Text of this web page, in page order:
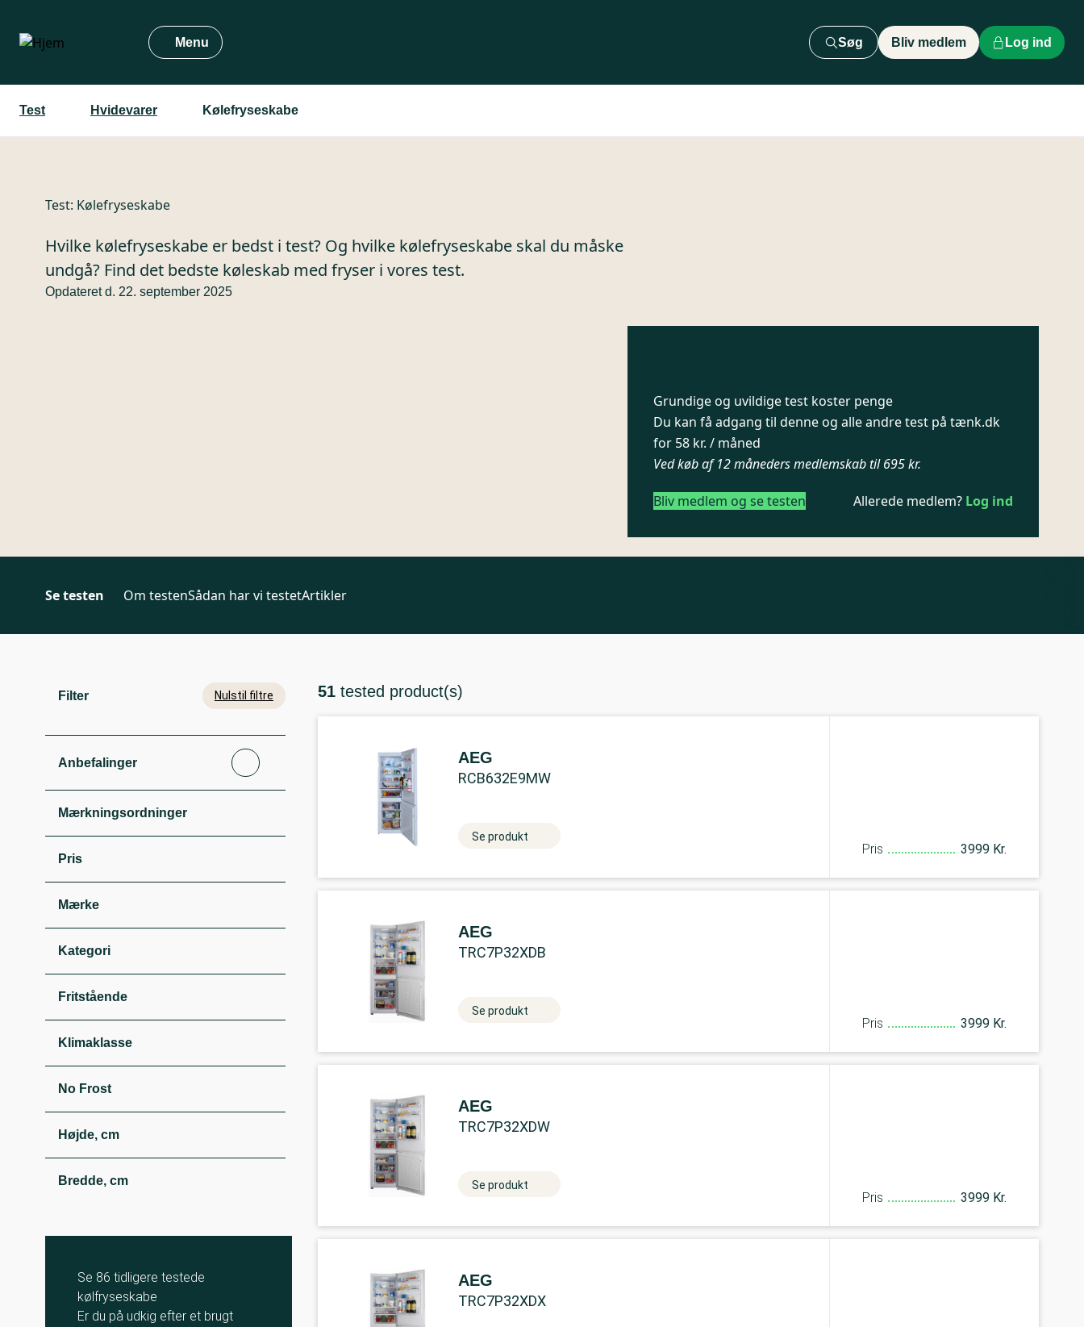
hovedindhold
Menu Søg Bliv medlem Log ind
Test Hvidevarer Kølefryseskabe
Test: Kølefryseskabe
Hvilke kølefryseskabe er bedst i test? Og hvilke kølefryseskabe skal du måske
undgå? Find det bedste køleskab med fryser i vores test.
Opdateret d. 22. september 2025
Grundige og uvildige test koster penge
Du kan få adgang til denne og alle andre test på tænk.dk
for 58 kr. / måned
Ved køb af 12 måneders medlemskab til 695 kr.
Bliv medlem og se testen Allerede medlem? Log ind
Se testen Om testenSådan har vi testetArtikler
Filter Nulstil filtre
Anbefalinger
Mærkningsordninger
Pris
Mærke
Kategori
Fritstående
Klimaklasse
No Frost
Højde, cm
Bredde, cm
Se 86 tidligere testede
kølfryseskabe
Er du på udkig efter et brugt
51 tested product(s)
AEG
RCB632E9MW
Se produkt
Pris 3999 Kr.
AEG
TRC7P32XDB
Se produkt
Pris 3999 Kr.
AEG
TRC7P32XDW
Se produkt
Pris 3999 Kr.
AEG
TRC7P32XDX